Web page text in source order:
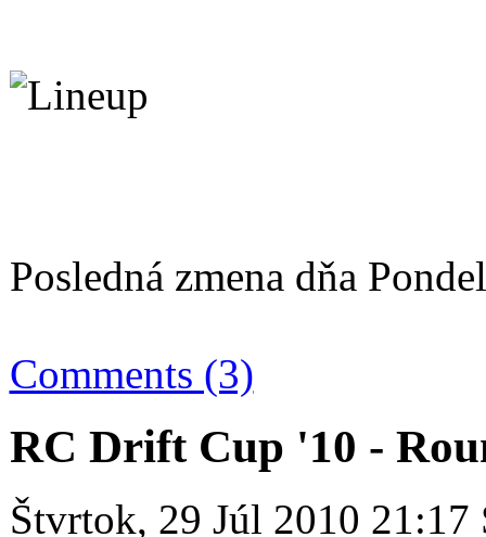
Posledná zmena dňa
Comments (3)
RC Drift Cup '10 -
Štvrtok, 29 Júl 2010 21:17